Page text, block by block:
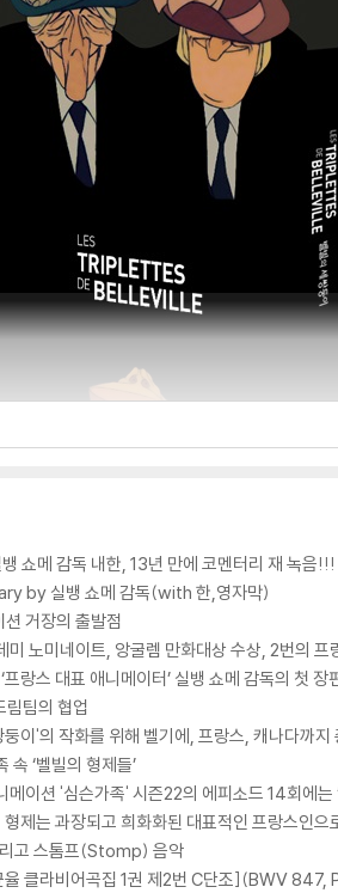
쇼메 감독 내한, 13년 만에 코멘터리 재 녹음!!!
by 실뱅 쇼메 감독(with 한,영자막)
거장의 출발점
미 노미네이트, 앙굴렘 만화대상 수상, 2번의
프랑스 대표 애니메이터’ 실뱅 쇼메 감독의 첫 장
팀의 협업
둥이'의 작화를 위해 벨기에, 프랑스, 캐나다까
속 ‘벨빌의 형제들’
이션 '심슨가족' 시즌22의 에피소드 14회에는
형제는 과장되고 희화화된 대표적인 프랑스인으
고 스톰프(Stomp) 음악
율 클라비어곡집 1권 제2번 C단조](BWV 847,